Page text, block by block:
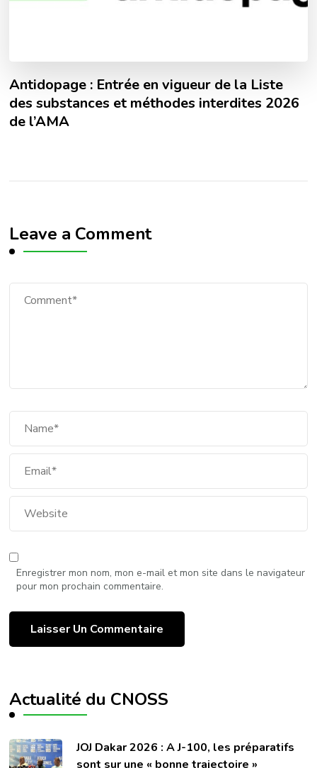
Antidopage : Entrée en vigueur de la Liste
des substances et méthodes interdites 2026
de l’AMA
Leave a Comment
Enregistrer mon nom, mon e-mail et mon site dans le navigateur
pour mon prochain commentaire.
Actualité du CNOSS
JOJ Dakar 2026 : A J-100, les préparatifs
sont sur une « bonne trajectoire »